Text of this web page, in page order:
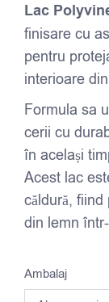
Lac
finisare cu
pentru
interioare
Formula sa
cerii cu
în același
Acest lac
căldură,
din lemn
Ambalaj